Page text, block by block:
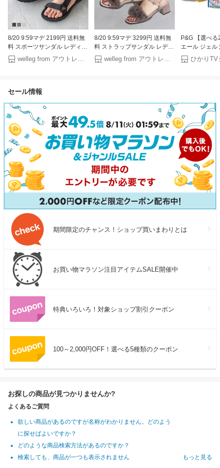
8/20 9:59マデ 2199円 送料無
料 スポーツサンダル レディー
ス メンズ キッズ フラットサ
ンダル 面ファスナー ぺたんこ
小さいサイズ 大きいサイズ ブ
welleg from アウトレットシューズ
8/20 9:59マデ 3299円 送料無
料 ストラップサンダル レディ
ース チャンキーヒール 太ヒー
ル 痛くない 歩きやすい スク
welleg from アウトレットシューズ
P&G 【選べ
エール ジェル
替え 超特大 8
P&G ケース
セール情報
期間限定のチャンス！ショップ買いまわりとは
お買い物マラソン注目アイテムSALE開催中
特典いろいろ！対象ショップ割引クーポン
100～2,000円OFF！選べる5種類のクーポン
お探しの商品が見つかりませんか?
よくあるご質問
欲しい商品があるのですが名称がわかりません。どのよう
に探せばよいですか？
どのような商品検索方法があるのですか？
検索しても、商品が一つも表示されません
もっと見る